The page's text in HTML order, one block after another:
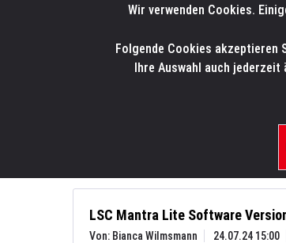
HOME
LSC Mantra Lite Software
Von: Bianca Wilmsmann 24.07.24 15:00
Wir verwenden Cookies.
Folgende Cookies akzeptieren
Ihre Auswahl auch